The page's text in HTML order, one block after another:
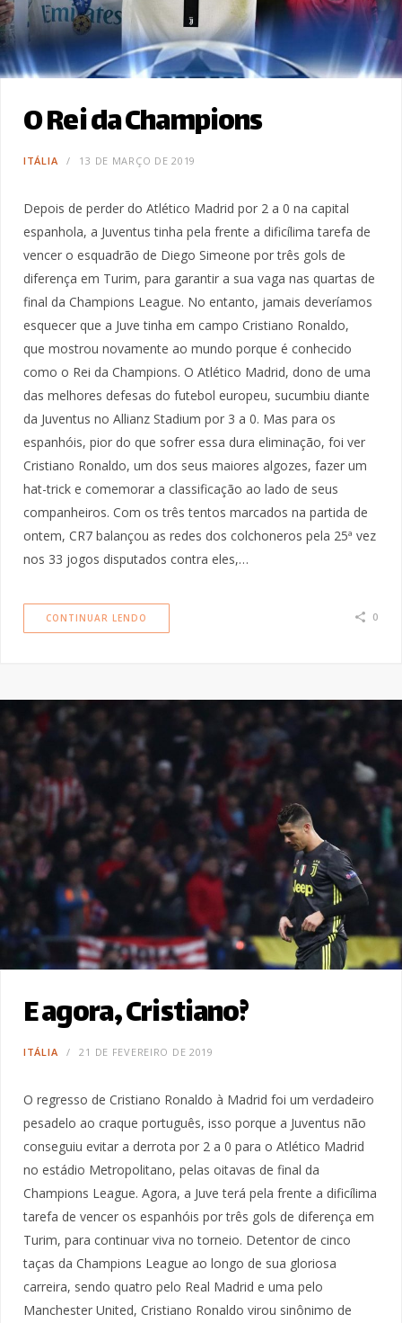
O Rei da Champions
ITÁLIA 13 DE MARÇO DE 2019
Depois de perder do Atlético Madrid por 2 a 0 na capital
espanhola, a Juventus tinha pela frente a dificílima tarefa de
vencer o esquadrão de Diego Simeone por três gols de
diferença em Turim, para garantir a sua vaga nas quartas de
final da Champions League. No entanto, jamais deveríamos
esquecer que a Juve tinha em campo Cristiano Ronaldo,
que mostrou novamente ao mundo porque é conhecido
como o Rei da Champions. O Atlético Madrid, dono de uma
das melhores defesas do futebol europeu, sucumbiu diante
da Juventus no Allianz Stadium por 3 a 0. Mas para os
espanhóis, pior do que sofrer essa dura eliminação, foi ver
Cristiano Ronaldo, um dos seus maiores algozes, fazer um
hat-trick e comemorar a classificação ao lado de seus
companheiros. Com os três tentos marcados na partida de
ontem, CR7 balançou as redes dos colchoneros pela 25ª vez
nos 33 jogos disputados contra eles,…
CONTINUAR LENDO 0
E agora, Cristiano?
ITÁLIA 21 DE FEVEREIRO DE 2019
O regresso de Cristiano Ronaldo à Madrid foi um verdadeiro
pesadelo ao craque português, isso porque a Juventus não
conseguiu evitar a derrota por 2 a 0 para o Atlético Madrid
no estádio Metropolitano, pelas oitavas de final da
Champions League. Agora, a Juve terá pela frente a dificílima
tarefa de vencer os espanhóis por três gols de diferença em
Turim, para continuar viva no torneio. Detentor de cinco
taças da Champions League ao longo de sua gloriosa
carreira, sendo quatro pelo Real Madrid e uma pelo
Manchester United, Cristiano Ronaldo virou sinônimo de